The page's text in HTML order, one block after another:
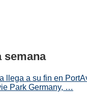
semana
llega a su fin en
Park Germany, …